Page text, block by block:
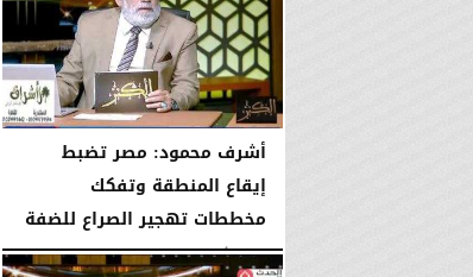
أشرف محمود: مصر تضبط
إيقاع المنطقة وتفكك
مخططات تهجير الصراع للضفة
الإثنين، 3 أغسطس 2026 10:44 مـ